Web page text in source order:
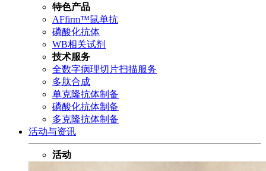
特色产品
AFfirm™鼠单抗
磷酸化抗体
WB相关试剂
技术服务
全数字病理切片扫描服务
多肽合成
单克隆抗体制备
磷酸化抗体制备
多克隆抗体制备
活动与资讯
活动